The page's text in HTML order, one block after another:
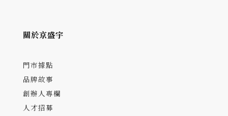
關於京盛宇
門市據點
品牌故事
創辦人專欄
人才招募